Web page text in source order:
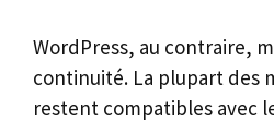
WordPress, au contraire,
continuité. La plupart des
restent compatibles avec